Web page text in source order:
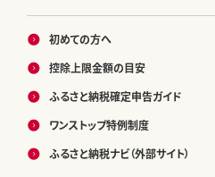
初めての方へ
控除上限金額の目安
ふるさと納税確定申告ガイド
ワンストップ特例制度
ふるさと納税ナビ（外部サイト）